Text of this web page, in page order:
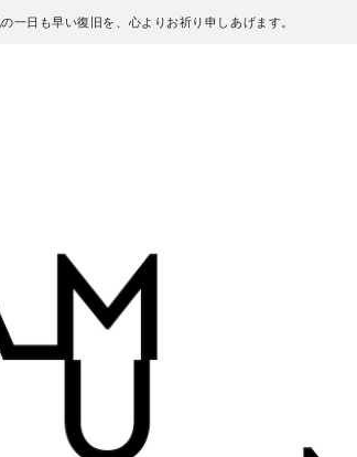
一日も早い復旧を、心よりお祈り申しあげます。